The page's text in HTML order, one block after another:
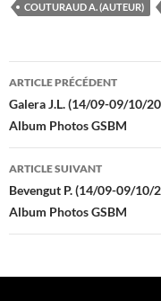
COUTURAUD A. (AUTEUR)
Navigation
des
articles
ARTICLE PRÉCÉDENT
Galera J.L. (14/09-09/10/
Album Photos GSBM
ARTICLE SUIVANT
Bevengut P. (14/09-09/10/
Album Photos GSBM